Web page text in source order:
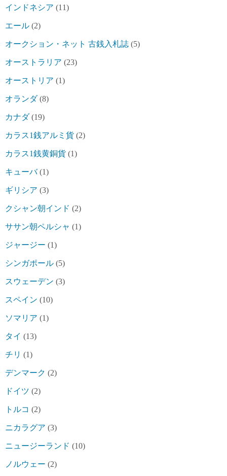
インドネシア (11)
エール (2)
オークション・ネット 古銭入札誌 (5)
オーストラリア (23)
オーストリア (1)
オランダ(8)
カナダ(19)
カラス1銭アルミ貨 (2)
カラス1銭黄銅貨 (1)
キューバ(1)
ギリシア (3)
クシャン朝インド (2)
ササン朝ペルシャ (1)
ジャージー (1)
シンガポール (5)
スウェーデン (3)
スペイン (10)
ソマリア (1)
タイ (13)
チリ (1)
デンマーク (2)
ドイツ (2)
トルコ (2)
ニカラグア (3)
ニュージーランド (10)
ノルウェー (2)